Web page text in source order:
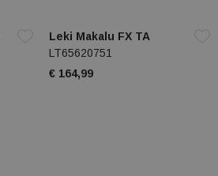
Leki Makalu FX TA
LT65620751
€ 164,99